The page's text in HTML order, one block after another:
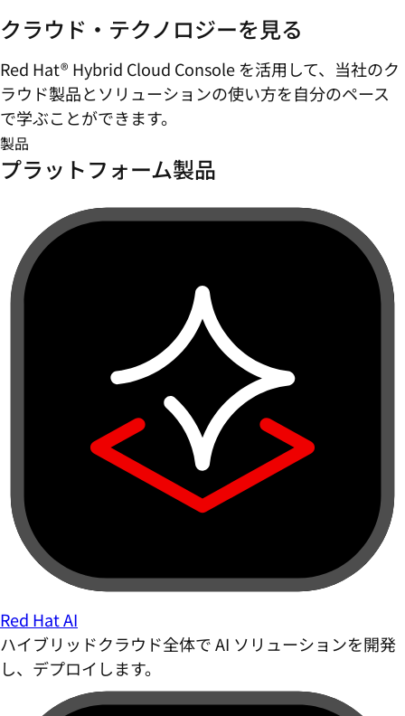
クラウド・テクノロジーを見る
Red Hat® Hybrid Cloud Console を活用して、当社のク
ラウド製品とソリューションの使い方を自分のペース
で学ぶことができます。
製品
プラットフォーム製品
Red Hat AI
ハイブリッドクラウド全体で AI ソリューションを開発
し、デプロイします。